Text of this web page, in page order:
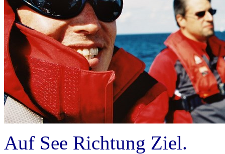
Auf See Richtung Ziel.